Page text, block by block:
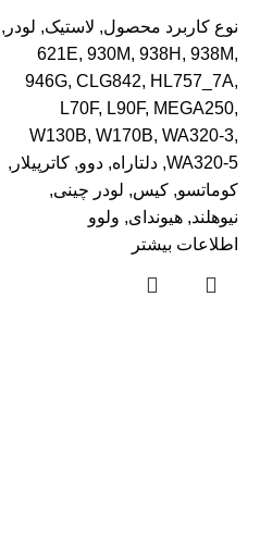
نوع کاربرد محصول, لاستیک, لودر ,
621E, 930M, 938H , 938M,
946G, CLG842, HL757_7A,
L70F, L90F, MEGA250,
W130B, W170B, WA320-3,
WA320-5
, دلتاراه, دوو, کاترپیلار ,
کوماتسو, کیس, لودر چینی,
نیوهلند, هیوندای, ولوو
اطلاعات بیشتر